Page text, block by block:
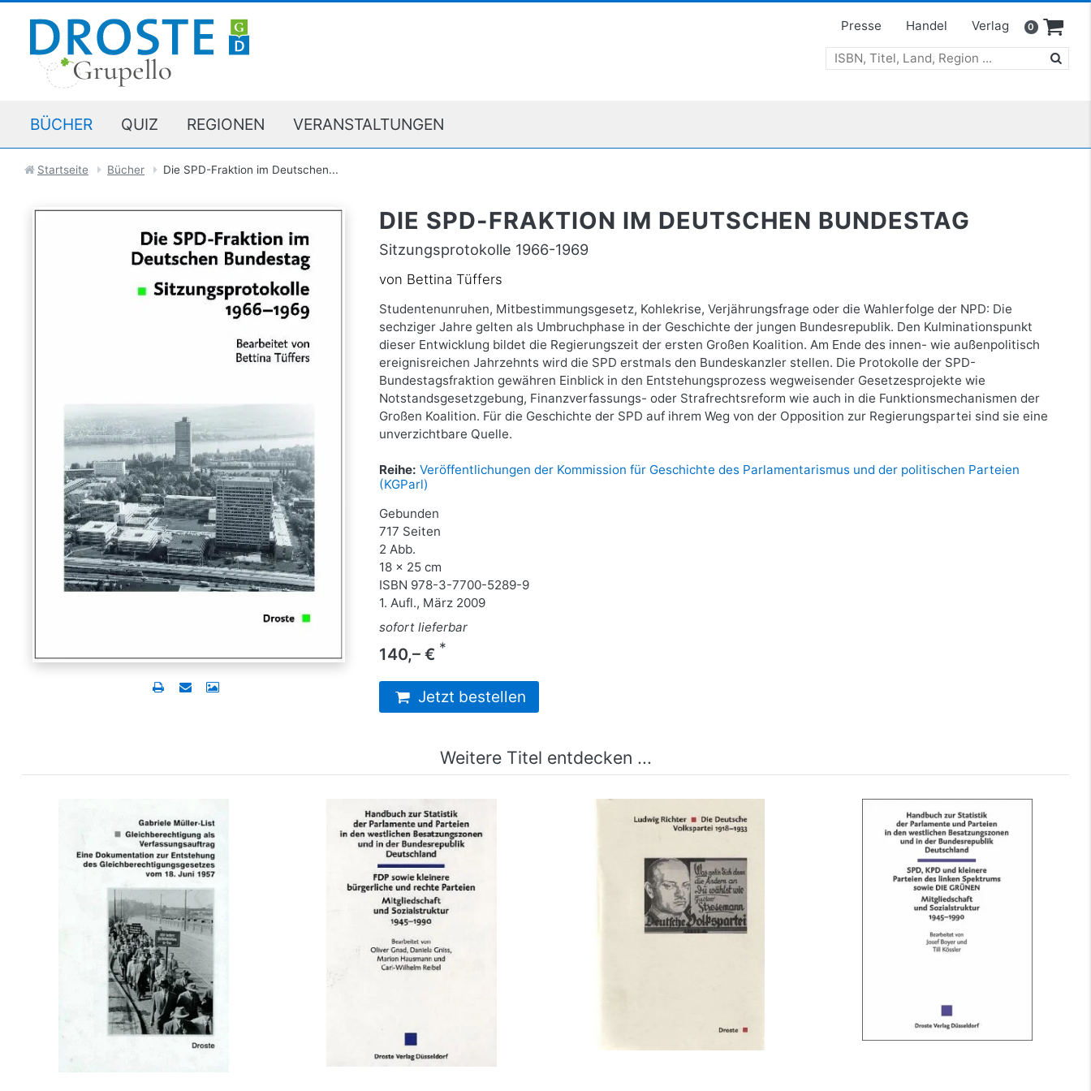
Presse Handel Verlag 0
BÜCHER QUIZ REGIONEN VERANSTALTUNGEN
Startseite Bücher Die SPD-Fraktion im Deutschen...
DIE SPD-FRAKTION IM DEUTSCHEN BUNDESTAG
Sitzungsprotokolle 1966-1969
von Bettina Tüffers
Studentenunruhen, Mitbestimmungsgesetz, Kohlekrise, Verjährungsfrage oder die Wahlerfolge der NPD: Die
sechziger Jahre gelten als Umbruchphase in der Geschichte der jungen Bundesrepublik. Den Kulminationspunkt
dieser Entwicklung bildet die Regierungszeit der ersten Großen Koalition. Am Ende des innen- wie außenpolitisch
ereignisreichen Jahrzehnts wird die SPD erstmals den Bundeskanzler stellen. Die Protokolle der SPD-
Bundestagsfraktion gewähren Einblick in den Entstehungsprozess wegweisender Gesetzesprojekte wie
Notstandsgesetzgebung, Finanzverfassungs- oder Strafrechtsreform wie auch in die Funktionsmechanismen der
Großen Koalition. Für die Geschichte der SPD auf ihrem Weg von der Opposition zur Regierungspartei sind sie eine
unverzichtbare Quelle.
Reihe: Veröffentlichungen der Kommission für Geschichte des Parlamentarismus und der politischen Parteien
(KGParl)
Gebunden
717 Seiten
2 Abb.
18 x 25 cm
ISBN 978-3-7700-5289-9
1. Aufl., März 2009
sofort lieferbar
140,– € *
Jetzt bestellen
Weitere Titel entdecken ...
Gleichberechtigung als
Verfassungsauftrag
mehr Infos …
bestellen
Handbuch zur Statistik der
Parlamente und Parteien in den...
mehr Infos …
bestellen
Die Deutsche Volkspartei 1918-
mehr Infos …
bestellen
Handbuch zur Statistik der
Parlamente und Parteien in den...
mehr Infos …
bestellen